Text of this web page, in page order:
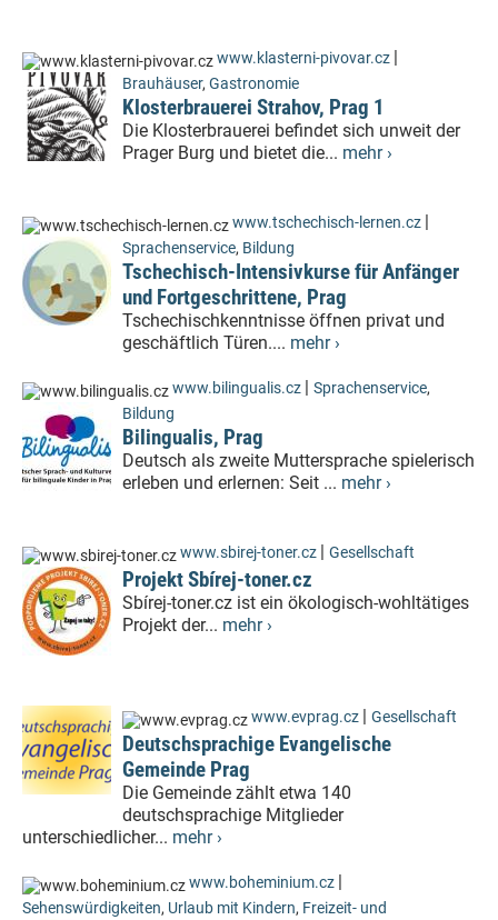
www.klasterni-pivovar.cz |
Brauhäuser, Gastronomie
Klosterbrauerei Strahov, Prag 1
Die Klosterbrauerei befindet sich unweit der
Prager Burg und bietet die... mehr ›
www.tschechisch-lernen.cz |
Sprachenservice, Bildung
Tschechisch-Intensivkurse für Anfänger
und Fortgeschrittene, Prag
Tschechischkenntnisse öffnen privat und
geschäftlich Türen.... mehr ›
www.bilingualis.cz | Sprachenservice,
Bildung
Bilingualis, Prag
Deutsch als zweite Muttersprache spielerisch
erleben und erlernen: Seit ... mehr ›
www.sbirej-toner.cz | Gesellschaft
Projekt Sbírej-toner.cz
Sbírej-toner.cz ist ein ökologisch-wohltätiges
Projekt der... mehr ›
www.evprag.cz | Gesellschaft
Deutschsprachige Evangelische
Gemeinde Prag
Die Gemeinde zählt etwa 140
deutschsprachige Mitglieder
unterschiedlicher... mehr ›
www.boheminium.cz |
Sehenswürdigkeiten, Urlaub mit Kindern, Freizeit- und